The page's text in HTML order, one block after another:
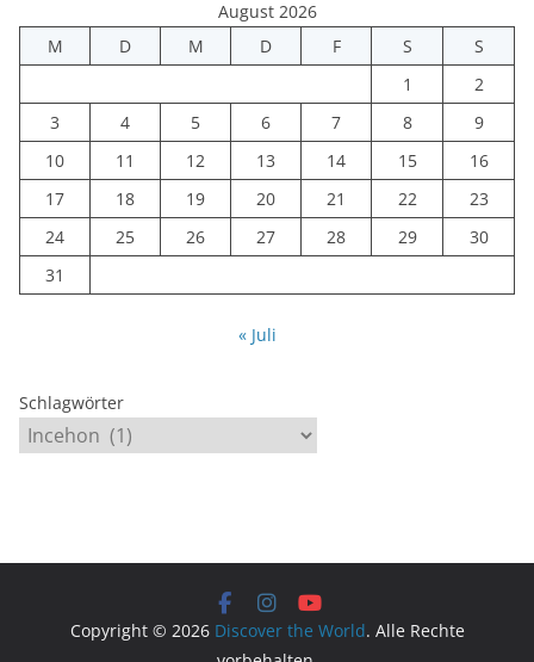
August 2026
M
D M D F S
S
1
2
3
4 5 6 7 8
9
10
11 12 13 14 15
16
17
18 19 20 21 22
23
24
25 26 27 28 29
30
31
« Juli
Schlagwörter
Copyright © 2026 Discover the World. Alle Rechte